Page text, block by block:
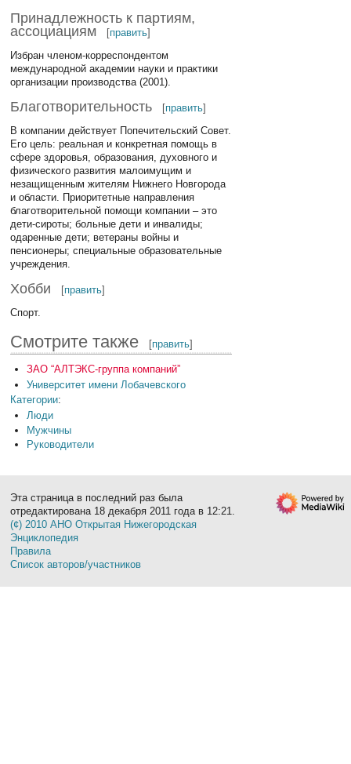
Принадлежность к партиям,
ассоциациям
[править]
Избран членом-корреспондентом
международной академии науки и практики
организации производства (2001).
Благотворительность [править]
В компании действует Попечительский Совет.
Его цель: реальная и конкретная помощь в
сфере здоровья, образования, духовного и
физического развития малоимущим и
незащищенным жителям Нижнего Новгорода
и области. Приоритетные направления
благотворительной помощи компании – это
дети-сироты; больные дети и инвалиды;
одаренные дети; ветераны войны и
пенсионеры; специальные образовательные
учреждения.
Хобби [править]
Спорт.
Смотрите также [править]
ЗАО “АЛТЭКС-группа компаний”
Университет имени Лобачевского
Категории:
Люди
Мужчины
Руководители
Эта страница в последний раз была
отредактирована 18 декабря 2011 года в 12:21.
(¢) 2010 АНО Открытая Нижегородская
Энциклопедия
Правила
Список авторов/участников